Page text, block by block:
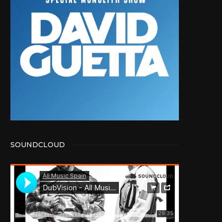
SOUNDCLOUD